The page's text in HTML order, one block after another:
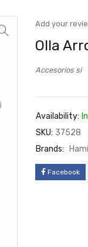
Add your
Olla
Accesorios si
Availability:
SKU: 37528
Brands:
Facebook